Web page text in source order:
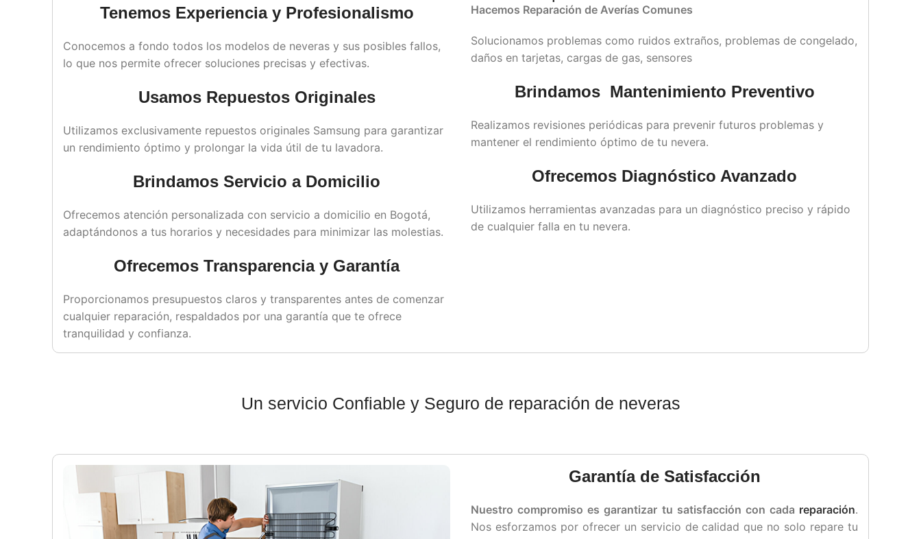
Tenemos Experiencia y Profesionalismo
Conocemos a fondo todos los modelos de neveras y sus posibles fallos,
lo que nos permite ofrecer soluciones precisas y efectivas.
Usamos Repuestos Originales
Utilizamos exclusivamente repuestos originales Samsung para garantizar
un rendimiento óptimo y prolongar la vida útil de tu lavadora.
Brindamos Servicio a Domicilio
Ofrecemos atención personalizada con servicio a domicilio en Bogotá,
adaptándonos a tus horarios y necesidades para minimizar las molestias.
Ofrecemos Transparencia y Garantía
Proporcionamos presupuestos claros y transparentes antes de comenzar
cualquier reparación, respaldados por una garantía que te ofrece
tranquilidad y confianza.
Hacemos Reparación de Averías Comunes
Solucionamos problemas como ruidos extraños, problemas de congelado,
daños en tarjetas, cargas de gas, sensores
Brindamos Mantenimiento Preventivo
Realizamos revisiones periódicas para prevenir futuros problemas y
mantener el rendimiento óptimo de tu nevera.
Ofrecemos Diagnóstico Avanzado
Utilizamos herramientas avanzadas para un diagnóstico preciso y rápido
de cualquier falla en tu nevera.
Un servicio Confiable y Seguro de reparación de neveras
Garantía de Satisfacción
Nuestro compromiso es garantizar tu satisfacción con cada reparación.
Nos esforzamos por ofrecer un servicio de calidad que no solo repare tu